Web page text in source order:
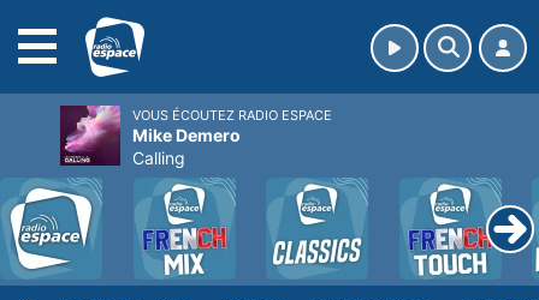
VOUS ÉCOUTEZ RADIO ESPACE
Mike Demero
Calling